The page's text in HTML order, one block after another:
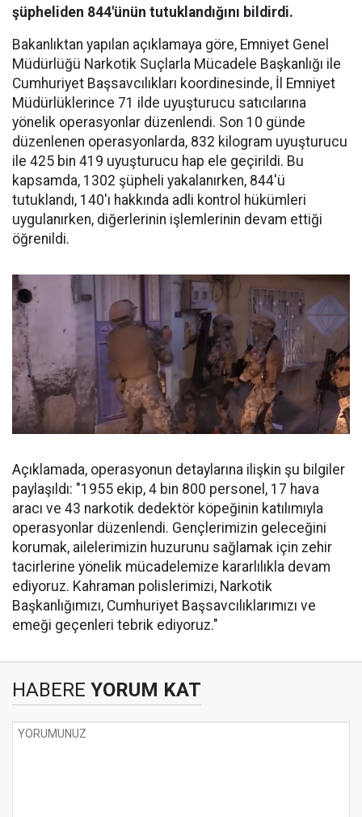
şüpheliden 844'ünün tutuklandığını bildirdi.
Bakanlıktan yapılan açıklamaya göre, Emniyet Genel
Müdürlüğü Narkotik Suçlarla Mücadele Başkanlığı ile
Cumhuriyet Başsavcılıkları koordinesinde, İl Emniyet
Müdürlüklerince 71 ilde uyuşturucu satıcılarına
yönelik operasyonlar düzenlendi. Son 10 günde
düzenlenen operasyonlarda, 832 kilogram uyuşturucu
ile 425 bin 419 uyuşturucu hap ele geçirildi. Bu
kapsamda, 1302 şüpheli yakalanırken, 844'ü
tutuklandı, 140'ı hakkında adli kontrol hükümleri
uygulanırken, diğerlerinin işlemlerinin devam ettiği
öğrenildi.
Açıklamada, operasyonun detaylarına ilişkin şu bilgiler
paylaşıldı: "1955 ekip, 4 bin 800 personel, 17 hava
aracı ve 43 narkotik dedektör köpeğinin katılımıyla
operasyonlar düzenlendi. Gençlerimizin geleceğini
korumak, ailelerimizin huzurunu sağlamak için zehir
tacirlerine yönelik mücadelemize kararlılıkla devam
ediyoruz. Kahraman polislerimizi, Narkotik
Başkanlığımızı, Cumhuriyet Başsavcılıklarımızı ve
emeği geçenleri tebrik ediyoruz."
HABERE YORUM KAT